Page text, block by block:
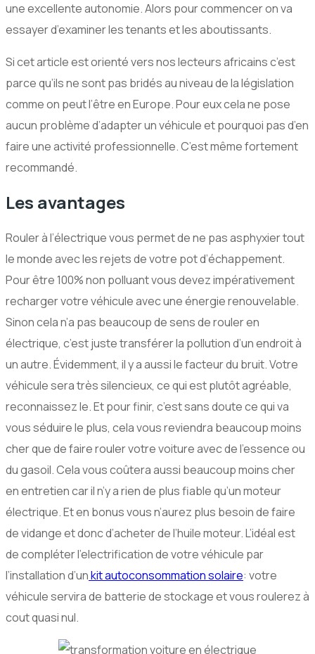
une excellente autonomie. Alors pour commencer on va
essayer d’examiner les tenants et les aboutissants.
Si cet article est orienté vers nos lecteurs africains c’est
parce qu’ils ne sont pas bridés au niveau de la législation
comme on peut l’être en Europe. Pour eux cela ne pose
aucun problème d’adapter un véhicule et pourquoi pas d’en
faire une activité professionnelle. C’est même fortement
recommandé.
Les avantages
Rouler à l’électrique vous permet de ne pas asphyxier tout
le monde avec les rejets de votre pot d’échappement.
Pour être 100% non polluant vous devez impérativement
recharger votre véhicule avec une énergie renouvelable.
Sinon cela n’a pas beaucoup de sens de rouler en
électrique, c’est juste transférer la pollution d’un endroit à
un autre. Évidemment, il y a aussi le facteur du bruit. Votre
véhicule sera très silencieux, ce qui est plutôt agréable,
reconnaissez le. Et pour finir, c’est sans doute ce qui va
vous séduire le plus, cela vous reviendra beaucoup moins
cher que de faire rouler votre voiture avec de l’essence ou
du gasoil. Cela vous coûtera aussi beaucoup moins cher
en entretien car il n’y a rien de plus fiable qu’un moteur
électrique. Et en bonus vous n’aurez plus besoin de faire
de vidange et donc d’acheter de l’huile moteur. L’idéal est
de compléter l’electrification de votre véhicule par
l’installation d’unkit autoconsommation solaire: votre
véhicule servira de batterie de stockage et vous roulerez à
cout quasi nul.